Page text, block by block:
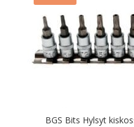
BGS Bits Hylsyt